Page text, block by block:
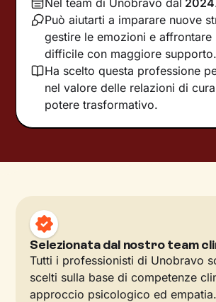
Può aiutarti a imparare nuove
gestire le emozioni e affrontare
difficile con maggiore supporto.
Ha scelto questa professione
nel valore delle relazioni di
potere trasformativo.
Selezionata dal nostro team
Tutti i professionisti di Unobravo
scelti sulla base di competenze
approccio psicologico ed empatia.